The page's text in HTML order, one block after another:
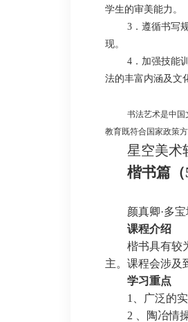
学生的审美能力。
3 ．遵循书写
现。
4 ．加强技能
法的丰富内涵及文
书法艺术是中国
教育既符合国家政策
星空美术
楷书篇 （
颜真卿·多
课程介绍
楷书具有较
主。课程会涉及
学习重点
1、广泛的
2 、陶冶情